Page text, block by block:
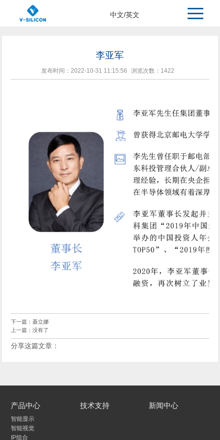
中文/英文
>关于我们
李亚军
发布时间：2022-10-31 11:15:56 浏览次数： 1422
下一篇：聂立娜
上一篇：没有了
分享这篇文章：
产品中心
智能显示
智能视觉
IP组合
技术支持 新闻中心